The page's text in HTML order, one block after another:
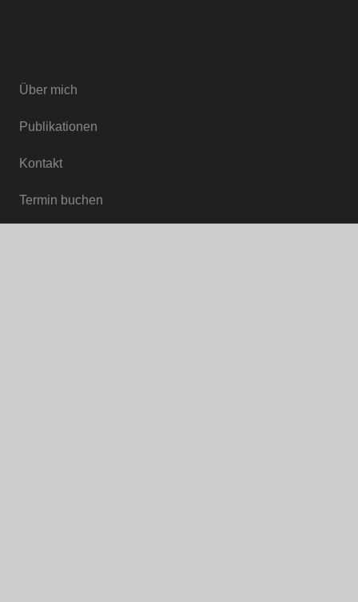
Über mich
Publikationen
Kontakt
Termin buchen